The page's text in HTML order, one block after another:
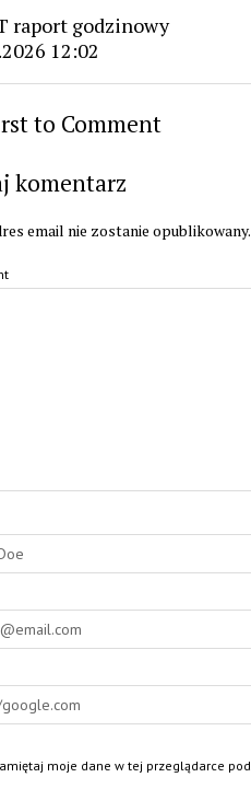
raport godzinowy
12:02
to Comment
komentarz
email nie zostanie opublikowany.
moje dane w tej przeglądarce